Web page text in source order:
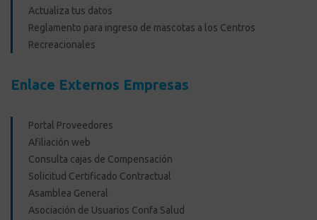
Actualiza tus datos
Reglamento para ingreso de mascotas a los Centros
Recreacionales
Enlace Externos Empresas
Portal Proveedores
Afiliación web
Consulta cajas de Compensación
Solicitud Certificado Contractual
Asamblea General
Asociación de Usuarios Confa Salud